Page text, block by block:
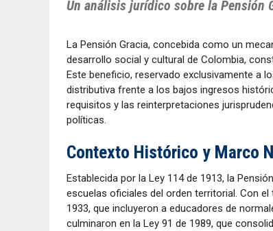
Un análisis jurídico sobre la Pensión
La Pensión Gracia, concebida como un
desarrollo social y cultural de Colombia,
Este beneficio, reservado exclusivamente a
distributiva frente a los bajos ingresos
requisitos y las reinterpretaciones
políticas.
Contexto Histórico y Marco
Establecida por la Ley 114 de 1913, la
escuelas oficiales del orden territorial. Con
1933, que incluyeron a educadores de
culminaron en la Ley 91 de 1989, que